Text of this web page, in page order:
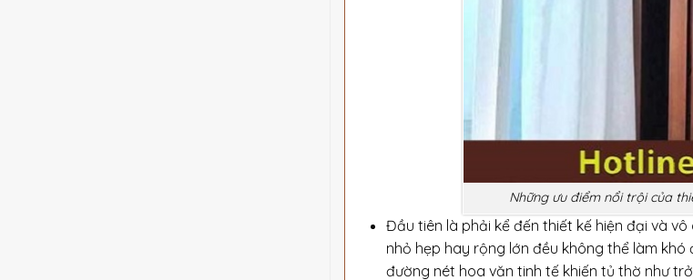
Những ưu điểm nổi trội của
Đầu tiên là phải kể đến thiết kế hiện đại và
nhỏ hẹp hay rộng lớn đều không thể làm
đường nét hoa văn tinh tế khiến tủ thờ như